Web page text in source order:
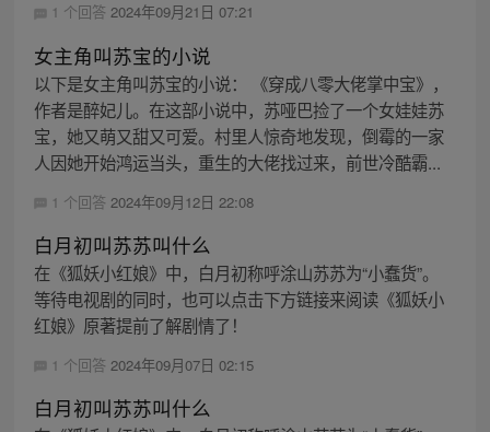
1 个回答 2024年09月21日 07:21
女主角叫苏宝的小说
以下是女主角叫苏宝的小说： 《穿成八零大佬掌中宝》，
作者是醉妃儿。在这部小说中，苏哑巴捡了一个女娃娃苏
宝，她又萌又甜又可爱。村里人惊奇地发现，倒霉的一家
人因她开始鸿运当头，重生的大佬找过来，前世冷酷霸...
1 个回答 2024年09月12日 22:08
白月初叫苏苏叫什么
在《狐妖小红娘》中，白月初称呼涂山苏苏为“小蠢货”。
等待电视剧的同时，也可以点击下方链接来阅读《狐妖小
红娘》原著提前了解剧情了！
1 个回答 2024年09月07日 02:15
白月初叫苏苏叫什么